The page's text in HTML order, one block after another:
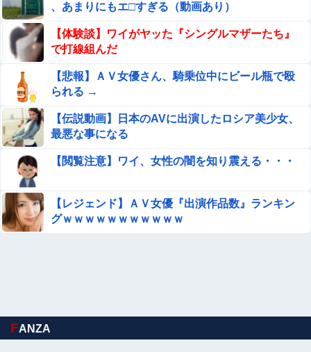
大人気声優・岡咲美保ちゃんに寄せられた″お祝イ
イ！！コメント”一覧ｗｗｗｗ
【九州名物】鶏刺し食べた医師、全身麻痺へ…「死んだほ
うが良かったと思っていた」
【閲覧注意】米黒人男性、街ですれ違っただけの白人女性
を白目剥くまでボコボコにしてしまう
AIが考えた「AKB48っぽい衣装」がこちらです！！！
【画像あり】NASAが開発、着るだけで瞬時に「-15℃冷
却」する冷感ポンチョ3,980円！
SNSで知り合ったJK10人とS●Xしてハメ撮り770本撮った
イケメン逮捕wwwwwwwwwwwwwww
【衝撃】クリ○リスの皮剥かれる時ｗｗｗｗｗｗｗｗｗｗ
、あまりにもエ□すぎる（動画あり）
【体験談】ワイがヤッた『シングルマザーたち』
で打線組んだ
【悲報】ＡＶ女優さん、騎乗位中にビール瓶で殴
られる →
【伝説動画】日本のAVに出演したロシア美少女、
最悪な事になる
【閲覧注意】ワイ、女性の闇を知り震える・・・
【レジェンド】ＡＶ女優『出演作品数』ランキン
グｗｗｗｗｗｗｗｗｗｗｗ
FANZA